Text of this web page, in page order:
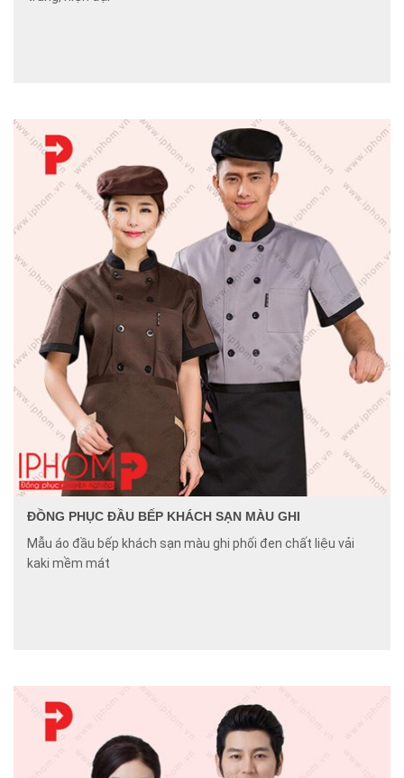
ĐỒNG PHỤC ĐẦU BẾP KHÁCH SẠN MÀU GHI
Mẫu áo đầu bếp khách sạn màu ghi phối đen chất liệu vải
kaki mềm mát